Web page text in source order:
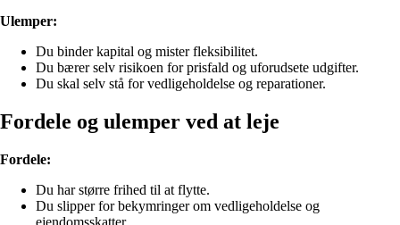
Ulemper:
Du binder kapital og mister fleksibilitet.
Du bærer selv risikoen for prisfald og uforudsete udgifter.
Du skal selv stå for vedligeholdelse og reparationer.
Fordele og ulemper ved at leje
Fordele:
Du har større frihed til at flytte.
Du slipper for bekymringer om vedligeholdelse og
ejendomsskatter.